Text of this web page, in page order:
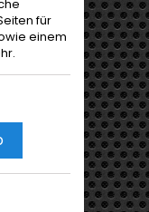
für
einem